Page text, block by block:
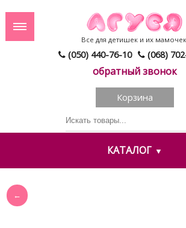
(050) 440-76-10 (068)
обратный звонок
Все для детишек и их
Корзина
КАТАЛОГ